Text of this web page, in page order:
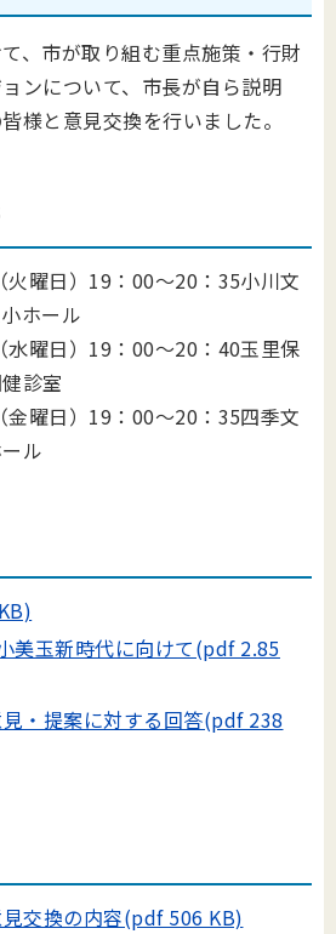
、市が取り組む重点施策・行財
ンについて、市長が自ら説明
様と意見交換を行いました。
曜日）19：00～20：35小川文
ホール
水曜日）19：00～20：40玉里保
診室
曜日）19：00～20：35四季文
ル
美玉新時代に向けて(pdf 2.85
・提案に対する回答(pdf 238
交換の内容(pdf 506 KB)